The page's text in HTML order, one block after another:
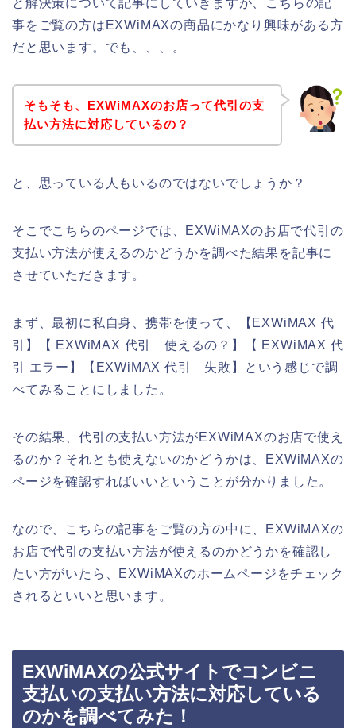
と解決策について記事にしていきますが、こちらの記
事をご覧の方はEXWiMAXの商品にかなり興味がある方
だと思います。でも、、、。
そもそも、EXWiMAXのお店って代引の支
払い方法に対応しているの？
と、思っている人もいるのではないでしょうか？
そこでこちらのページでは、EXWiMAXのお店で代引の
支払い方法が使えるのかどうかを調べた結果を記事に
させていただきます。
まず、最初に私自身、携帯を使って、【EXWiMAX 代
引】【 EXWiMAX 代引 使えるの？】【 EXWiMAX 代
引 エラー】【EXWiMAX 代引 失敗】という感じで調
べてみることにしました。
その結果、代引の支払い方法がEXWiMAXのお店で使え
るのか？それとも使えないのかどうかは、EXWiMAXの
ページを確認すればいいということが分かりました。
なので、こちらの記事をご覧の方の中に、EXWiMAXの
お店で代引の支払い方法が使えるのかどうかを確認し
たい方がいたら、EXWiMAXのホームページをチェック
されるといいと思います。
EXWiMAXの公式サイトでコンビニ
支払いの支払い方法に対応している
のかを調べてみた！